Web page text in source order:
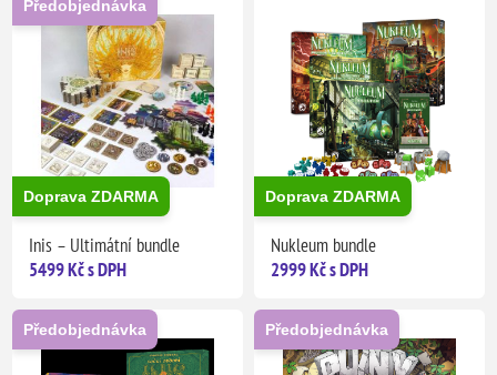
Předobjednávka
Doprava ZDARMA
Inis – Ultimátní bundle
5499 Kč s DPH
Doprava ZDARMA
Nukleum bundle
2999 Kč s DPH
Předobjednávka Předobjednávka